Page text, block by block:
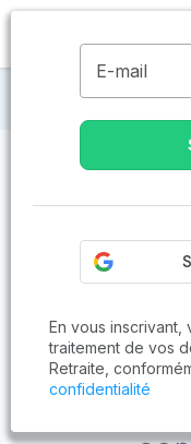
Maisons de
E-mail
En vous
traitement de vos
Retraite,
confidentialité